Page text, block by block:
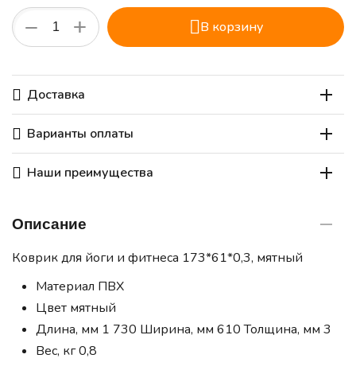
+
− В корзину
Доставка
Варианты оплаты
Наши преимущества
Описание
Коврик для йоги и фитнеса 173*61*0,3, мятный
Материал ПВХ
Цвет мятный
Длина, мм 1 730 Ширина, мм 610 Толщина, мм 3
Вес, кг 0,8